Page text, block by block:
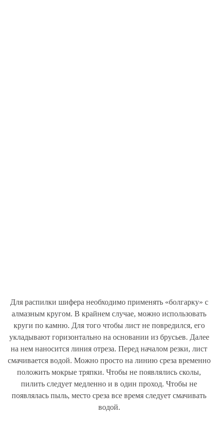
Для распилки шифера необходимо применять «болгарку» с
алмазным кругом. В крайнем случае, можно использовать
круги по камню. Для того чтобы лист не повредился, его
укладывают горизонтально на основании из брусьев. Далее
на нем наносится линия отреза. Перед началом резки, лист
смачивается водой. Можно просто на линию среза временно
положить мокрые тряпки. Чтобы не появлялись сколы,
пилить следует медленно и в один проход. Чтобы не
появлялась пыль, место среза все время следует смачивать
водой.